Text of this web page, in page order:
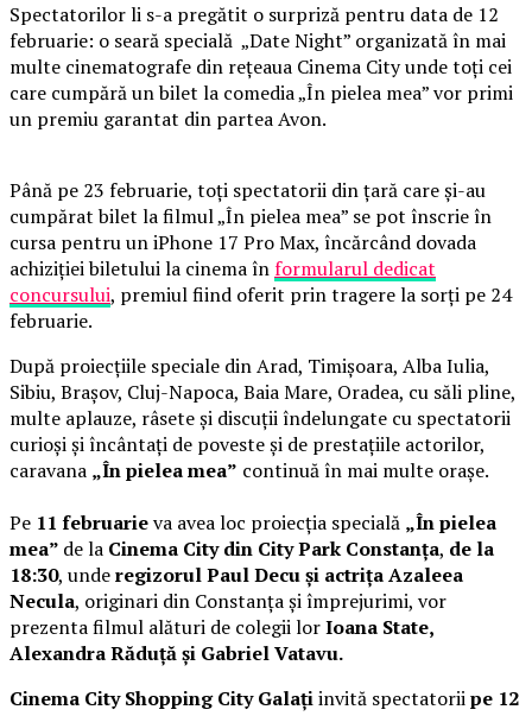
Spectatorilor li s-a pregătit o surpriză pentru data de 12
februarie: o seară specială „Date Night” organizată în mai
multe cinematografe din rețeaua Cinema City unde toți cei
care cumpără un bilet la comedia „În pielea mea” vor primi
un premiu garantat din partea Avon.
Până pe 23 februarie, toți spectatorii din țară care și-au
cumpărat bilet la filmul „În pielea mea” se pot înscrie în
cursa pentru un iPhone 17 Pro Max, încărcând dovada
achiziției biletului la cinema înformularul dedicat
concursului, premiul fiind oferit prin tragere la sorți pe 24
februarie.
După proiecțiile speciale din Arad, Timișoara, Alba Iulia,
Sibiu, Brașov, Cluj-Napoca, Baia Mare, Oradea, cu săli pline,
multe aplauze, râsete și discuții îndelungate cu spectatorii
curioși și încântați de poveste și de prestațiile actorilor,
caravana „În pielea mea” continuă în mai multe orașe.
Pe 11 februarieva avea loc proiecția specială „În pielea
mea” de la Cinema City din City Park Constanța, de la
18:30, underegizorul Paul Decu și actrița Azaleea
Necula, originari din Constanța și împrejurimi, vor
prezenta filmul alături de colegii lorIoana State,
Alexandra Răduță și Gabriel Vatavu.
Cinema City Shopping City Galațiinvită spectatoriipe 12